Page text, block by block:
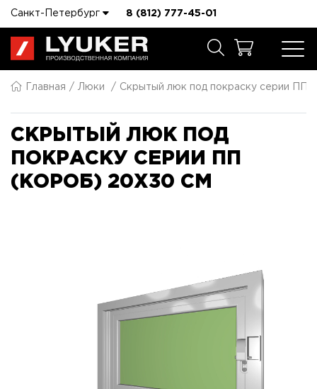
Санкт-Петербург 8 (812) 777-45-01
Главная Люки Скрытый люк под покраску серии ПП
СКРЫТЫЙ ЛЮК ПОД
ПОКРАСКУ СЕРИИ ПП
(КОРОБ) 20X30 СМ